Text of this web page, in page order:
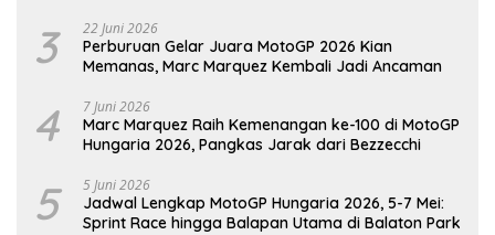
3 22 Juni 2026
Perburuan Gelar Juara MotoGP 2026 Kian
Memanas, Marc Marquez Kembali Jadi Ancaman
4 7 Juni 2026
Marc Marquez Raih Kemenangan ke-100 di MotoGP
Hungaria 2026, Pangkas Jarak dari Bezzecchi
5 5 Juni 2026
Jadwal Lengkap MotoGP Hungaria 2026, 5-7 Mei:
Sprint Race hingga Balapan Utama di Balaton Park